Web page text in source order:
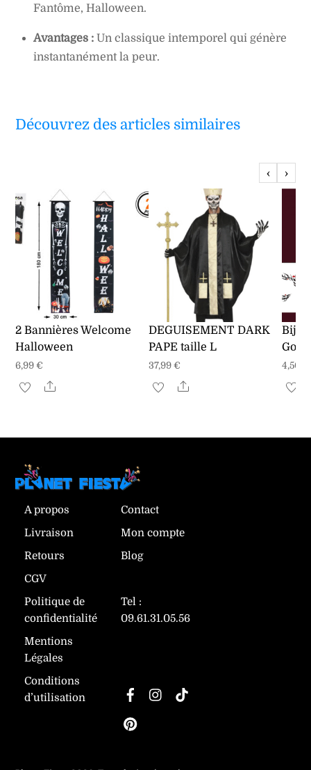
Fantôme, Halloween.
Avantages : Un classique intemporel qui génère
instantanément la peur.
Découvrez des articles similaires
‹ ›
2 Bannières Welcome
Halloween
6,99€
Share
DEGUISEMENT DARK
PAPE taille L
37,99€
Share
4,50
A propos
Livraison
Retours
CGV
Politique de
confidentialité
Mentions
Légales
Conditions
d’utilisation
Contact
Mon compte
Blog
Tel :
09.61.31.05.56
FacebookInstagram